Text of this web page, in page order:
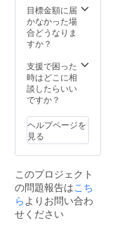
をご記
入くだ
さい。
記入の
合は
CAMPF
IREの
ユー
を掲載
いたし
ます。
ご了承
い。
談） ・
希望者
は未来
ISSEY
講演を
承りま
す。
（講演
香川県
内限
定、時
期につ
2019年
4月～
2020年
3月まで
で応相
目標金額に届
かなかった場
合どうなりま
すか？
支援で困った
時はどこに相
談したらいい
ですか？
ヘルプページを
見る
このプロジェクト
の問題報告はこち
ら よりお問い合わ
せください